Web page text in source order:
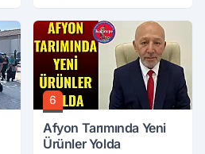
6
Afyon Tarımında Yeni
Ürünler Yolda